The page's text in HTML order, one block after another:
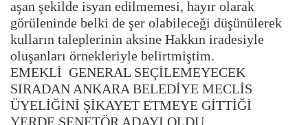
aşan şekilde isyan edilmemesi, hayır olarak
görüleninde belki de şer olabileceği düşünülerek
kulların taleplerinin aksine Hakkın iradesiyle
oluşanları örnekleriyle belirtmiştim.
EMEKLİ GENERAL SEÇİLEMEYECEK
SIRADAN ANKARA BELEDİYE MECLİS
ÜYELİĞİNİ ŞİKAYET ETMEYE GİTTİĞİ
YERDE SENETÖR ADAYI OLDU,